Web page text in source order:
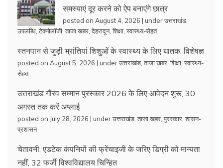
समस्याएं दूर करने को ऐप बनाएंगे छात्र
posted on August 4, 2026 | underउत्तराखंड
उपलब्धि टेक्नोलॉजी ताजा खबर देहरादून, शिक्षा स्वास्थ्य-सेहत
स्तनपान से जुड़ी भ्रांतियां शिशुओं के स्वास्थ्य के लिए घातक: विशेषज्ञ
posted on August 5, 2026 | underउत्तराखंड ताजा खबर शिक्षा स्वास्थ्य-
सेहत
उत्तराखंड गौरव सम्मान पुरस्कार 2026 के लिए आवेदन शुरू, 30
अगस्त तक करें अप्लाई
posted on July 28, 2026 | underउत्तराखंड ताजा खबर पुरस्कार शासन-
प्रशासन
चेतावनी: एडटेक कंपनियों की फ्रेंचाइजी के जरिए डिग्री को मान्यता
नहीं, 32 फर्जी विश्वविद्यालय चिन्हित